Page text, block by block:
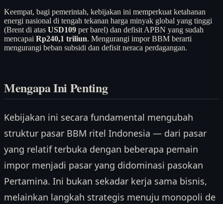
Keempat, bagi pemerintah, kebijakan ini memperkuat ketahanan
energi nasional di tengah tekanan harga minyak global yang tinggi
(Brent di atas USD109 per barel) dan defisit APBN yang sudah
mencapai Rp240,1 triliun. Mengurangi impor BBM berarti
mengurangi beban subsidi dan defisit neraca perdagangan.
Mengapa Ini Penting
Kebijakan ini secara fundamental mengubah
struktur pasar BBM ritel Indonesia — dari pasar
yang relatif terbuka dengan beberapa pemain
impor menjadi pasar yang didominasi pasokan
Pertamina. Ini bukan sekadar kerja sama bisnis,
melainkan langkah strategis menuju monopoli de